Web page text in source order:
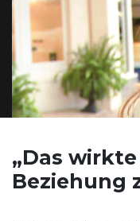
„Das
Beziehung